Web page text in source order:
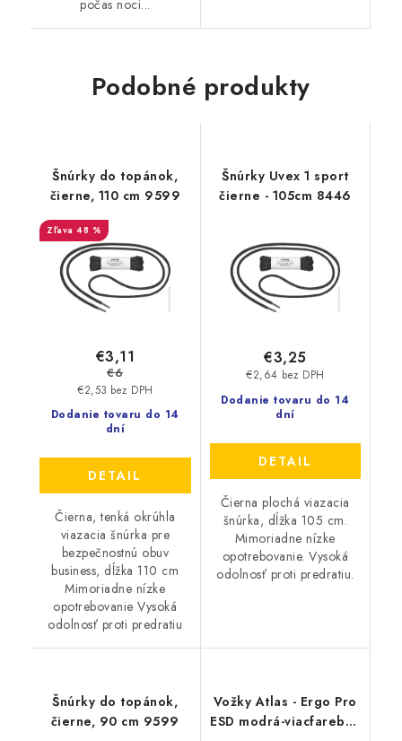
počas noci...
Podobné produkty
Šnúrky do topánok,
čierne, 110 cm 9599
48 %
Dodanie tovaru do 14
dní
€2,53 bez DPH
€3,11
€6
DETAIL
Čierna, tenká okrúhla
viazacia šnúrka pre
bezpečnostnú obuv
business, dĺžka 110 cm
Mimoriadne nízke
opotrebovanie Vysoká
odolnosť proti predratiu
Šnúrky Uvex 1 sport
čierne - 105cm 8446
Dodanie tovaru do 14
dní
€2,64 bez DPH
€3,25
DETAIL
Čierna plochá viazacia
šnúrka, dĺžka 105 cm.
Mimoriadne nízke
opotrebovanie. Vysoká
odolnosť proti predratiu.
Šnúrky do topánok,
čierne, 90 cm 9599
Vožky Atlas - Ergo Pro
ESD modrá-viacfarebná